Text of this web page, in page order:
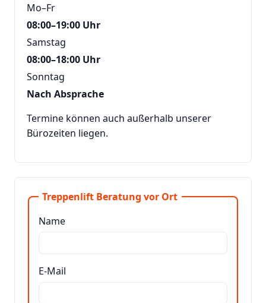
Mo–Fr
08:00–19:00 Uhr
Samstag
08:00–18:00 Uhr
Sonntag
Nach Absprache
Termine können auch außerhalb unserer
Bürozeiten liegen.
Treppenlift Beratung vor Ort
Name
E-Mail